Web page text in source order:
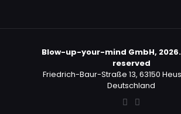
Blow-up-your-mind GmbH,
reserved
Friedrich-Baur-Straße 13, 63150
Deutschland